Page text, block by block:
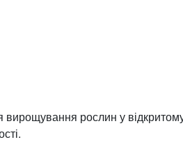
вирощування рослин у